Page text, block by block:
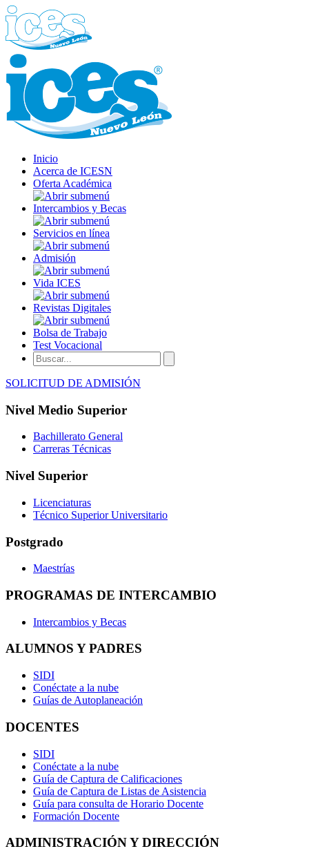
Inicio
Acerca de ICESN
Oferta Académica
Intercambios y Becas
Servicios en línea
Admisión
Vida ICES
Revistas Digitales
Bolsa de Trabajo
Test Vocacional
SOLICITUD DE ADMISIÓN
Nivel Medio Superior
Bachillerato General
Carreras Técnicas
Nivel Superior
Licenciaturas
Técnico Superior Universitario
Postgrado
Maestrías
PROGRAMAS DE INTERCAMBIO
Intercambios y Becas
ALUMNOS Y PADRES
SIDI
Conéctate a la nube
Guías de Autoplaneación
DOCENTES
SIDI
Conéctate a la nube
Guía de Captura de Calificaciones
Guía de Captura de Listas de Asistencia
Guía para consulta de Horario Docente
Formación Docente
ADMINISTRACIÓN Y DIRECCIÓN